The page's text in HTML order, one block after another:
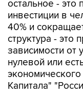
остальное -
инвестиции в
40% и
структура - это
зависимости от
нулевой или
Капитала"